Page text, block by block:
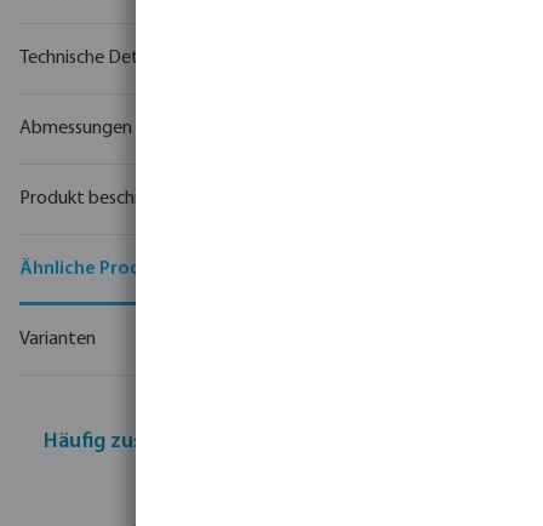
Technische Details
Abmessungen
Produkt beschreibung
Ähnliche Produkte
Varianten
Häufig zusammen gekauft